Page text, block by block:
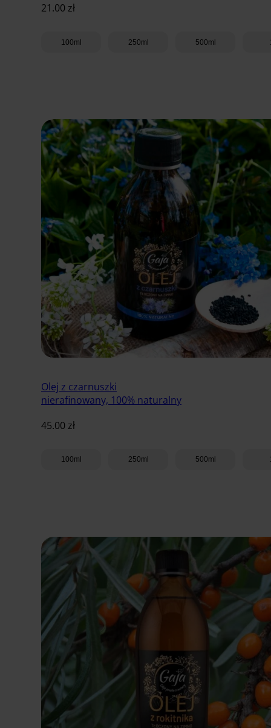
21.00 zł
100ml 250ml 500ml
Olej z czarnuszki
nierafinowany, 100% naturalny
45.00 zł
100ml 250ml 500ml